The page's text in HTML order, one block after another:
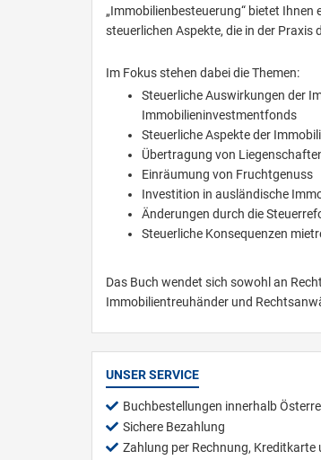
„Immobilienbesteuerung“ bietet
steuerlichen Aspekte, die in der
Im Fokus stehen dabei die Themen:
Steuerliche Auswirkungen der
Immobilieninvestmentfonds
Steuerliche Aspekte der
Übertragung von
Einräumung von Fruchtgenuss
Investition in ausländische
Änderungen durch die
Steuerliche Konsequenzen
Das Buch wendet sich sowohl an
Immobilientreuhänder und
UNSER SERVICE
Buchbestellungen innerhalb
Sichere Bezahlung
Zahlung per Rechnung, Kreditkarte